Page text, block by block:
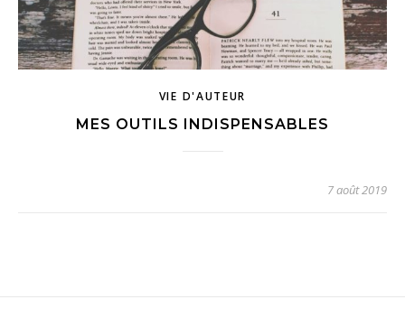
VIE D'AUTEUR
MES OUTILS INDISPENSABLES
7 août 2019